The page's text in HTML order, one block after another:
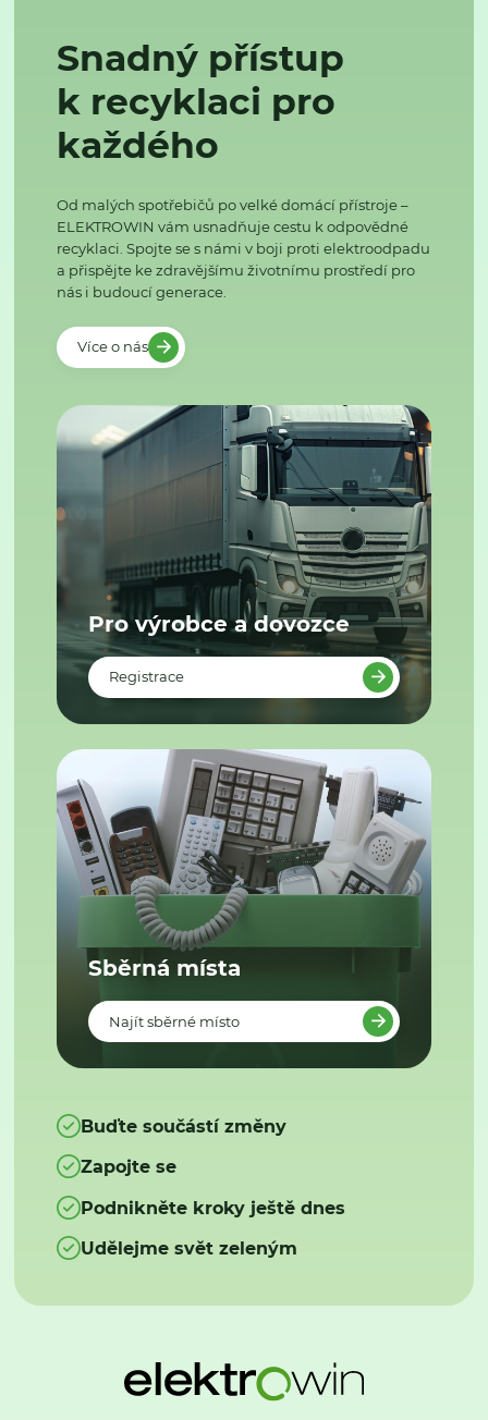
Snadný přístup
k recyklaci pro
každého
Od malých spotřebičů po velké domácí přístroje –
ELEKTROWIN vám usnadňuje cestu k odpovědné
recyklaci. Spojte se s námi v boji proti elektroodpadu
a přispějte ke zdravějšímu životnímu prostředí pro
nás i budoucí generace.
Více o nás
Pro výrobce a dovozce
Registrace
Sběrná místa
Najít sběrné místo
Buďte součástí změny
Zapojte se
Podnikněte kroky ještě dnes
Udělejme svět zeleným